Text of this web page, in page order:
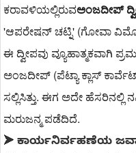
ಕರಾವಳಿಯಲ್ಲಿರುವಅಂಜದೀಪ್
'ಆಪರೇಷನ್ ಚಟ್ನಿ' (ಗೋವಾ
ಈ ದ್ವೀಪವು ವ್ಯೂಹಾತ್ಮಕವಾಗಿ
ಅಂಜದೀಪ್ (ಪೆಟ್ಯಾ ಕ್ಲಾಸ್
ಸಲ್ಲಿಸಿತ್ತು. ಈಗ ಅದೇ
ಮರುಜನ್ಮ ಪಡೆದಿದೆ.
➤ ಕಾರ್ಯನಿರ್ವಹಣೆಯ